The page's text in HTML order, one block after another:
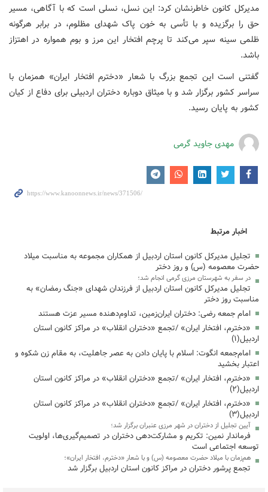
مدیرکل کانون خاطرنشان کرد: این نسل، نسلی است که با آگاهی، مسیر
حق را برگزیده و با تأسی به خون پاک شهدای مظلوم، در برابر هرگونه
ظلمی سینه سپر می‌کند تا پرچم افتخار این مرز و بوم همواره در اهتزاز
باشد.
گفتنی است این تجمع بزرگ با شعار «دخترم افتخار ایران» همزمان با
سراسر کشور برگزار شد و با میثاق دوباره دختران اردبیلی برای دفاع از کیان
کشور به پایان رسید.
مهدی جاوید گرمی
اخبار مرتبط
تجلیل مدیرکل کانون استان اردبیل از همکاران مجموعه به مناسبت میلاد
حضرت معصومه (س) و روز دختر
در سفر به شهرستان مرزی گرمی انجام شد؛
تجلیل مدیرکل کانون استان اردبیل از فرزندان شهدای «جنگ رمضان» به
مناسبت روز دختر
امام جمعه رضی: دختران ایران‌زمین، تداوم‌دهنده مسیر عزت هستند
«دخترم، افتخار ایران» /تجمع «دختران انقلاب» در مراکز کانون استان
اردبیل(۱)
امام‌جمعه انگوت: اسلام با پایان دادن به عصر جاهلیت، به مقام زن شکوه و
اعتبار بخشید
«دخترم، افتخار ایران» /تجمع «دختران انقلاب» در مراکز کانون استان
اردبیل(۲)
«دخترم، افتخار ایران» /تجمع «دختران انقلاب» در مراکز کانون استان
اردبیل(۳)
آیین تجلیل از دختران در شهر مرزی عنبران برگزار شد؛
فرماندار نمین: تکریم و مشارکت‌دهی دختران در تصمیم‌گیری‌ها، اولویت
توسعه اجتماعی است
هم‌زمان با میلاد حضرت معصومه (س) و با شعار «دخترم، افتخار ایران»؛
تجمع پرشور دختران در مراکز کانون استان اردبیل برگزار شد